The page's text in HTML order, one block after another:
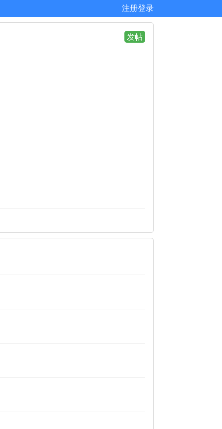
注册登录
发帖